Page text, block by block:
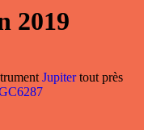
2019
Jupitertout près